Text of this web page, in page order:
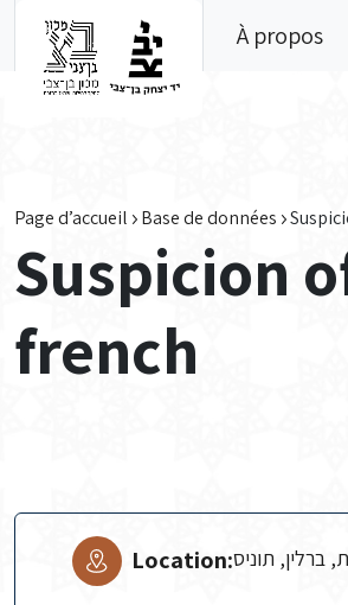
À propos
Page d’accueil Base de données
Suspicion
french
Location:ברלין, תוניס